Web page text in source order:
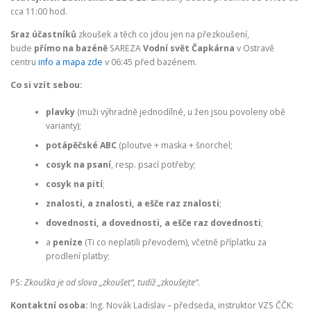
cca 11:00 hod.
Sraz účastníků zkoušek a těch co jdou jen na přezkoušení,
bude přímo na bazéně SAREZAVodní svět Čapkárna v Ostravě
centru info a mapa zde v 06:45 před bazénem.
Co si vzít sebou:
plavky(muži výhradně jednodílné, u žen jsou povoleny obě
varianty);
potápěčské ABC(ploutve + maska + šnorchel;
cosyk na psaní, resp. psací potřeby;
cosyk na pití;
znalosti, a znalosti, a ešče raz znalosti;
dovednosti, a dovednosti, a ešče raz dovednosti;
a peníze (Ti co neplatili převodem), včetně příplatku za
prodlení platby;
PS: Zkouška je od slova „zkoušet“, tudíž „zkoušejte“.
Kontaktní osoba: Ing. Novák Ladislav – předseda, instruktor VZS ČČK: